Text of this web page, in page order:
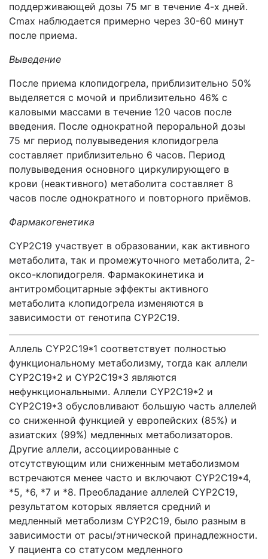
поддерживающей дозы 75 мг в течение 4-х дней.
Cmax наблюдается примерно через 30-60 минут
после приема.
Выведение
После приема клопидогрела, приблизительно 50%
выделяется с мочой и приблизительно 46% с
каловыми массами в течение 120 часов после
введения. После однократной пероральной дозы
75 мг период полувыведения клопидогрела
составляет приблизительно 6 часов. Период
полувыведения основного циркулирующего в
крови (неактивного) метаболита составляет 8
часов после однократного и повторного приёмов.
Фармакогенетика
CYP2С19 участвует в образовании, как активного
метаболита, так и промежуточного метаболита, 2-
оксо-клопидогреля. Фармакокинетика и
антитромбоцитарные эффекты активного
метаболита клопидогрела изменяются в
зависимости от генотипа CYP2С19.
Аллель CYP2С19*1 соответствует полностью
функциональному метаболизму, тогда как аллели
CYP2С19*2 и CYP2С19*3 являются
нефункциональными. Аллели CYP2С19*2 и
CYP2С19*3 обусловливают большую часть аллелей
со сниженной функцией у европейских (85%) и
азиатских (99%) медленных метаболизаторов.
Другие аллели, ассоциированные с
отсутствующим или сниженным метаболизмом
встречаются менее часто и включают CYP2С19*4,
*5, *6, *7 и *8. Преобладание аллелей CYP2С19,
результатом которых является средний и
медленный метаболизм CYP2С19, было разным в
зависимости от расы/этнической принадлежности.
У пациента со статусом медленного